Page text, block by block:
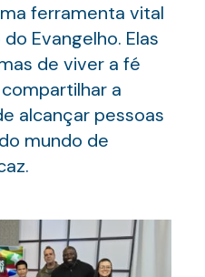
ferramenta vital
Evangelho. Elas
de viver a fé
a
alcançar pessoas
mundo de